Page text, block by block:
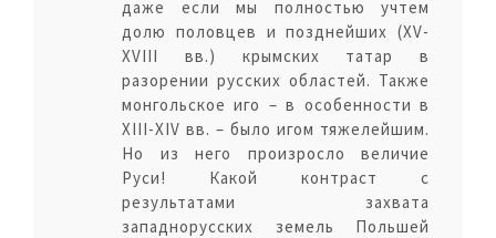
даже если мы полностью учтем
долю половцев и позднейших (XV-
XVIII вв.) крымских татар в
разорении русских областей. Также
монгольское иго – в особенности в
XIII-XIV вв. – было игом тяжелейшим.
Но из него произросло величие
Руси! Какой контраст с
результатами захвата
западнорусских земель Польшей